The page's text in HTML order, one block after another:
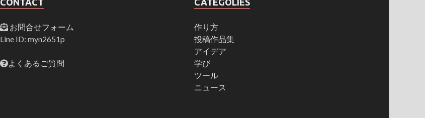
お問合せフォーム
Line ID: myn2651p
よくあるご質問
作り方
投稿作品集
アイデア
学び
ツール
ニュース